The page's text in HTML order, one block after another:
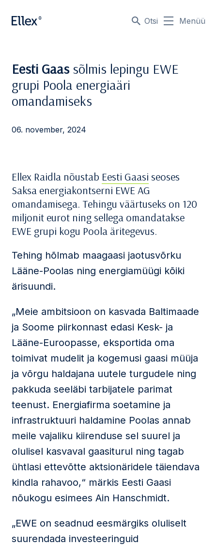
Otsi Menüü
Eesti Gaassõlmis lepingu EWE
grupi Poola energiaäri
omandamiseks
06. november, 2024
Ellex Raidla nõustab Eesti Gaasi seoses
Saksa energiakontserni EWE AG
omandamisega. Tehingu väärtuseks on 120
miljonit eurot ning sellega omandatakse
EWE grupi kogu Poola äritegevus.
Tehing hõlmab maagaasi jaotusvõrku
Lääne-Poolas ning energiamüügi kõiki
ärisuundi.
„Meie ambitsioon on kasvada Baltimaade
ja Soome piirkonnast edasi Kesk- ja
Lääne-Euroopasse, eksportida oma
toimivat mudelit ja kogemusi gaasi müüja
ja võrgu haldajana uutele turgudele ning
pakkuda seeläbi tarbijatele parimat
teenust. Energiafirma soetamine ja
infrastruktuuri haldamine Poolas annab
meile vajaliku kiirenduse sel suurel ja
olulisel kasvaval gaasiturul ning tagab
ühtlasi ettevõtte aktsionäridele täiendava
kindla rahavoo,“ märkis Eesti Gaasi
nõukogu esimees Ain Hanschmidt.
„EWE on seadnud eesmärgiks oluliselt
suurendada investeeringuid